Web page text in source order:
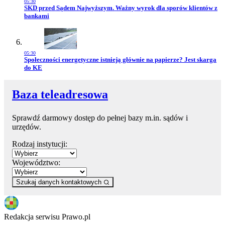
Przejdź do artykułu:
SKD przed Sądem Najwyższym. Ważny wyrok dla sporów klientów z
bankami
05:30
Przejdź do artykułu:
Społeczności energetyczne istnieją głównie na papierze? Jest skarga
do KE
Baza teleadresowa
Sprawdź darmowy dostęp do pełnej bazy m.in. sądów i
urzędów.
Rodzaj instytucji:
Województwo:
Szukaj danych kontaktowych
Redakcja serwisu Prawo.pl